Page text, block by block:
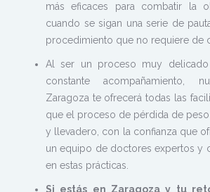
más eficaces para combatir la
cuando se sigan una serie de
procedimiento que no requiere de
Al ser un proceso muy
constante acompañamiento,
Zaragoza te ofrecerá todas las
que el proceso de pérdida de
y llevadero, con la confianza que
un equipo de doctores expertos y
en estas prácticas.
Si estás en Zaragoza y tu